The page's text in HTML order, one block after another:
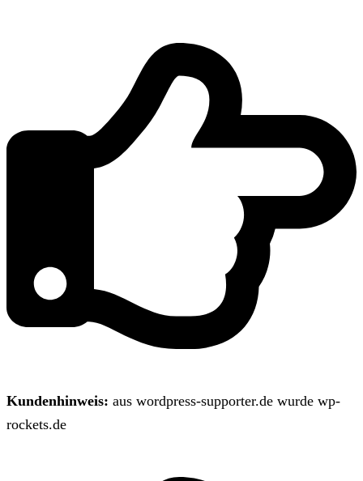
Kundenhinweis: aus wordpress-supporter.de wurde wp-
rockets.de